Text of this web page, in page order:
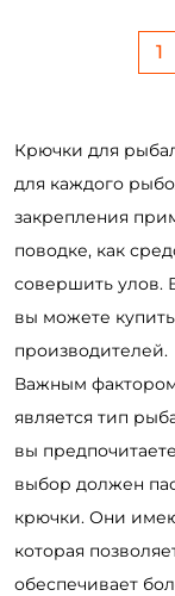
1
Крючки для
для каждого
закрепления
поводке, как
совершить улов.
вы можете
производителей.
Важным
является тип
вы
выбор должен
крючки. Они
которая
обеспечивает